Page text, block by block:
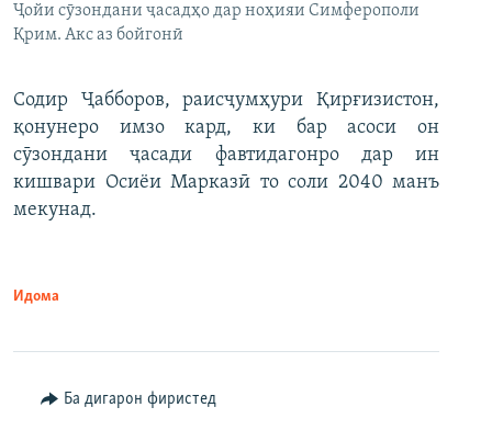
Ҷойи сӯзондани ҷасадҳо дар ноҳияи Симферополи
Қрим. Акс аз бойгонӣ
Содир Ҷабборов, раисҷумҳури Қирғизистон,
қонунеро имзо кард, ки бар асоси он
сӯзондани ҷасади фавтидагонро дар ин
кишвари Осиёи Марказӣ то соли 2040 манъ
мекунад.
Идома
Ба дигарон фиристед